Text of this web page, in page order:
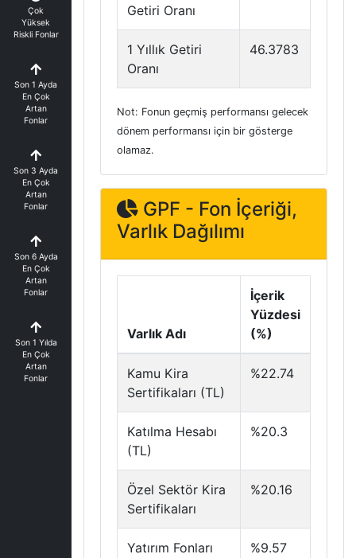
Çok
Yüksek
Riskli Fonlar
Son 1 Ayda
En Çok
Artan
Fonlar
Son 3 Ayda
En Çok
Artan
Fonlar
Son 6 Ayda
En Çok
Artan
Fonlar
Son 1 Yılda
En Çok
Artan
Fonlar
Getiri Oranı
1 Yıllık Getiri
Oranı
46.3783
Not: Fonun geçmiş performansı gelecek
dönem performansı için bir gösterge
olamaz.
GPF - Fon İçeriği,
Varlık Dağılımı
Varlık Adı
İçerik
Yüzdesi
(%)
Kamu Kira
Sertifikaları (TL)
%22.74
Katılma Hesabı
(TL)
%20.3
Özel Sektör Kira
Sertifikaları
%20.16
Yatırım Fonları
%9.57